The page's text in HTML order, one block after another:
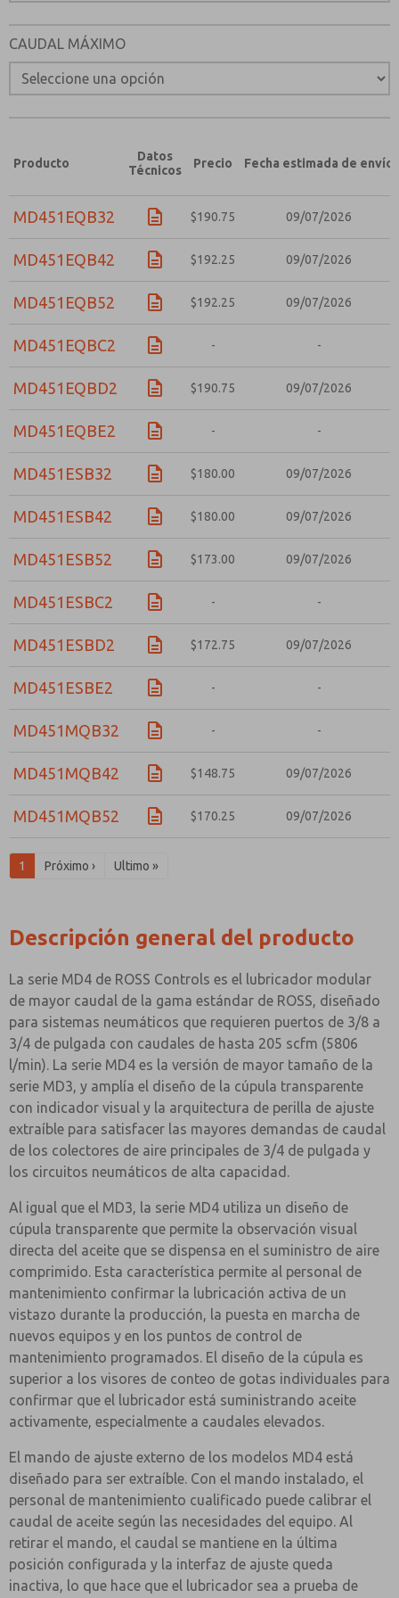
CAUDAL MÁXIMO
Producto
Datos
Técnicos
Precio Fecha estimada de envío
MD451EQB32 $190.75 09/07/2026
MD451EQB42 $192.25 09/07/2026
MD451EQB52 $192.25 09/07/2026
MD451EQBC2 - -
MD451EQBD2 $190.75 09/07/2026
MD451EQBE2 - -
MD451ESB32 $180.00 09/07/2026
MD451ESB42 $180.00 09/07/2026
MD451ESB52 $173.00 09/07/2026
MD451ESBC2 - -
MD451ESBD2 $172.75 09/07/2026
MD451ESBE2 - -
MD451MQB32 - -
MD451MQB42 $148.75 09/07/2026
MD451MQB52 $170.25 09/07/2026
1 Próximo › Ultimo »
Descripción general del producto
La serie MD4 de ROSS Controls es el lubricador modular
de mayor caudal de la gama estándar de ROSS, diseñado
para sistemas neumáticos que requieren puertos de 3/8 a
3/4 de pulgada con caudales de hasta 205 scfm (5806
l/min). La serie MD4 es la versión de mayor tamaño de la
serie MD3, y amplía el diseño de la cúpula transparente
con indicador visual y la arquitectura de perilla de ajuste
extraíble para satisfacer las mayores demandas de caudal
de los colectores de aire principales de 3/4 de pulgada y
los circuitos neumáticos de alta capacidad.
Al igual que el MD3, la serie MD4 utiliza un diseño de
cúpula transparente que permite la observación visual
directa del aceite que se dispensa en el suministro de aire
comprimido. Esta característica permite al personal de
mantenimiento confirmar la lubricación activa de un
vistazo durante la producción, la puesta en marcha de
nuevos equipos y en los puntos de control de
mantenimiento programados. El diseño de la cúpula es
superior a los visores de conteo de gotas individuales para
confirmar que el lubricador está suministrando aceite
activamente, especialmente a caudales elevados.
El mando de ajuste externo de los modelos MD4 está
diseñado para ser extraíble. Con el mando instalado, el
personal de mantenimiento cualificado puede calibrar el
caudal de aceite según las necesidades del equipo. Al
retirar el mando, el caudal se mantiene en la última
posición configurada y la interfaz de ajuste queda
inactiva, lo que hace que el lubricador sea a prueba de